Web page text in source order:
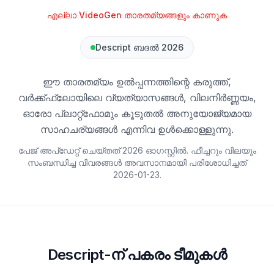
എല്ലാ VideoGen താരതമ്യങ്ങളും കാണുക
Descript ബദൽ 2026
ഈ താരതമ്യം ഉൽപ്പന്നത്തിന്റെ കരുത്ത്,
വർക്ക്ഫ്ലോയിലെ വ്യത്യാസങ്ങൾ, വിലനിർണ്ണയം,
ഓരോ പ്ലാറ്റ്‌ഫോമും കൂടുതൽ അനുയോജ്യമായ
സാഹചര്യങ്ങൾ എന്നിവ ഉൾക്കൊള്ളുന്നു.
പേജ് അപ്ഡേറ്റ് ചെയ്തത് 2026 ഓഗസ്റ്റിൽ. ഫീച്ചറും വിലയും
സംബന്ധിച്ച വിവരങ്ങൾ അവസാനമായി പരിശോധിച്ചത്
2026-01-23.
Descript-ന് പകരം ടീമുകൾ